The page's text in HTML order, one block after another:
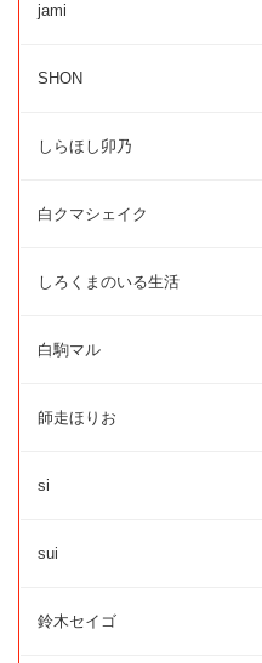
jami
SHON
しらほし卯乃
白クマシェイク
しろくまのいる生活
白駒マル
師走ほりお
si
sui
鈴木セイゴ